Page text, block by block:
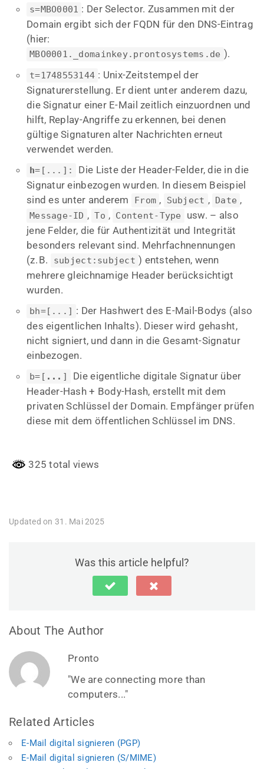
s=MBO0001 : Der Selector. Zusammen mit der
Domain ergibt sich der FQDN für den DNS-Eintrag
(hier:
MBO0001._domainkey.prontosystems.de ).
t=1748553144 : Unix-Zeitstempel der
Signaturerstellung. Er dient unter anderem dazu,
die Signatur einer E-Mail zeitlich einzuordnen und
hilft, Replay-Angriffe zu erkennen, bei denen
gültige Signaturen alter Nachrichten erneut
verwendet werden.
h=[...]:
Die Liste der Header-Felder, die in die
Signatur einbezogen wurden. In diesem Beispiel
sind es unter anderem
From , Subject , Date ,
Message-ID , To , Content-Type
usw. – also
jene Felder, die für Authentizität und Integrität
besonders relevant sind. Mehrfachnennungen
(z. B.
subject:subject ) entstehen, wenn
mehrere gleichnamige Header berücksichtigt
wurden.
bh=[...] : Der Hashwert des E-Mail-Bodys (also
des eigentlichen Inhalts). Dieser wird gehasht,
nicht signiert, und dann in die Gesamt-Signatur
einbezogen.
b=[ ... ]
Die eigentliche digitale Signatur über
Header-Hash + Body-Hash, erstellt mit dem
privaten Schlüssel der Domain. Empfänger prüfen
diese mit dem öffentlichen Schlüssel im DNS.
325 total views
Updated on 31. Mai 2025
Was this article helpful?
About The Author
Pronto
"We are connecting more than
computers..."
Related Articles
E-Mail digital signieren (PGP)
E-Mail digital signieren (S/MIME)